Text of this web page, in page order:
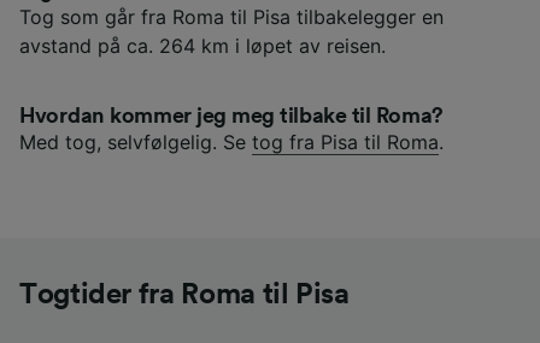
Tog som går fra Roma til Pisa tilbakelegger en
avstand på ca. 264 km i løpet av reisen.
Hvordan kommer jeg meg tilbake til Roma?
Med tog, selvfølgelig. Se tog fra Pisa til Roma.
Togtider fra Roma til Pisa